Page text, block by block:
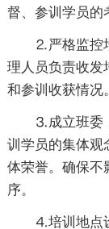
督、参训学员的
⒉严格监控
理人员负责收发
和参训收获情况。
⒊成立班委
训学员的集体观
体荣誉。确保不
序。
⒋培训地点